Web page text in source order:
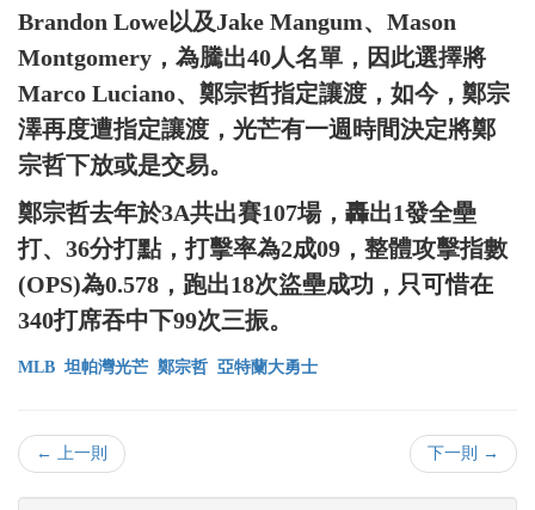
Brandon Lowe以及Jake Mangum、Mason
Montgomery，為騰出40人名單，因此選擇將
Marco Luciano、鄭宗哲指定讓渡，如今，鄭宗
澤再度遭指定讓渡，光芒有一週時間決定將鄭
宗哲下放或是交易。
鄭宗哲去年於3A共出賽107場，轟出1發全壘
打、36分打點，打擊率為2成09，整體攻擊指數
(OPS)為0.578，跑出18次盜壘成功，只可惜在
340打席吞中下99次三振。
MLB 坦帕灣光芒 鄭宗哲 亞特蘭大勇士
← 上一則 下一則 →